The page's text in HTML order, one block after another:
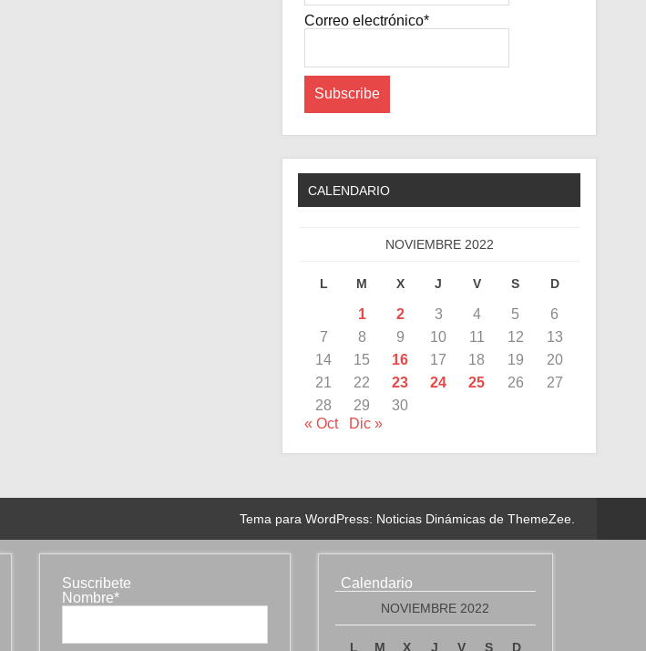
Correo electrónico*
CALENDARIO
NOVIEMBRE 2022
L M X J V S D
1 2 3 4 5
6
7
8 9 10 11 12
13
14
15 16 17 18 19
20
21
22 23 24 25 26
27
28
29
30
« Oct
Dic »
Tema para WordPress: Noticias Dinámicas de ThemeZee.
Suscribete
Nombre*
Calendario
NOVIEMBRE 2022
L M X J V S D